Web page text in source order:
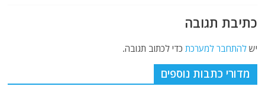
כתיבת תגובה
ישלהתחבר למערכת כדי לכתוב תגובה.
מדורי כתבות נוספים